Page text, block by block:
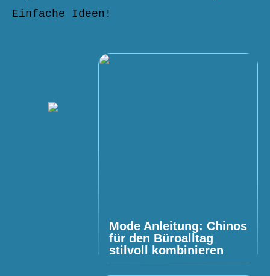
Einfache Ideen!
Mode Anleitung: Chinos
für den Büroalltag
stilvoll kombinieren